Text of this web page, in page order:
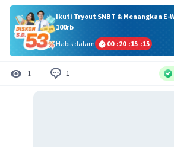
Ikuti Tryout SNBT & Menangkan E-
100rb
Habis dalam
00 :20 :15 :14
1 1